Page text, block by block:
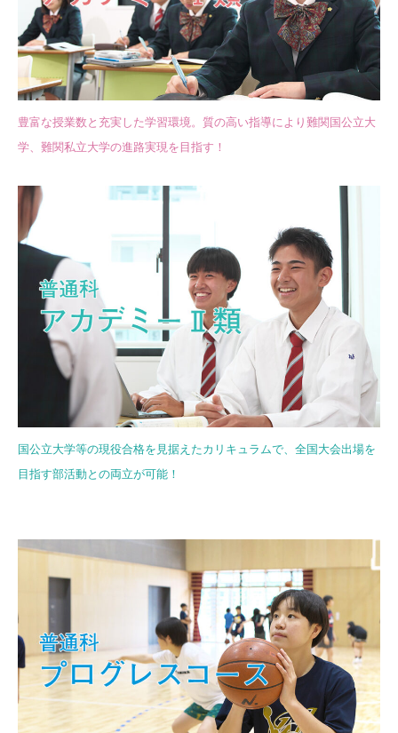
豊富な授業数と充実した学習環境。 質の高い指導により難関国公立大
学、難関私立大学の進路実現を目指す！
国公立大学等の現役合格を見据えたカリキュラムで、 全国大会出場を
目指す部活動との両立が可能！